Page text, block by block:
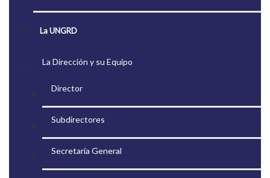
La UNGRD
La Dirección y su Equipo
Director
Subdirectores
Secretaría General